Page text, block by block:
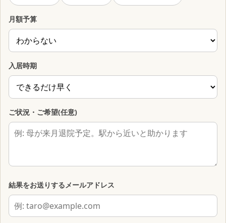
月額予算
入居時期
ご状況・ご希望(任意)
結果をお送りするメールアドレス